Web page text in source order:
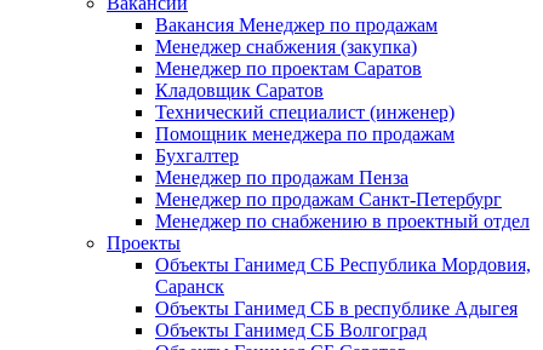
Вакансия Менеджер по продажам
Менеджер снабжения (закупка)
Менеджер по проектам Саратов
Кладовщик Саратов
Технический специалист (инженер)
Помощник менеджера по продажам
Бухгалтер
Менеджер по продажам Пенза
Менеджер по продажам Санкт-Петербург
Менеджер по снабжению в проектный отдел
Проекты
Объекты Ганимед СБ Республика Мордовия,
Саранск
Объекты Ганимед СБ в республике Адыгея
Объекты Ганимед СБ Волгоград